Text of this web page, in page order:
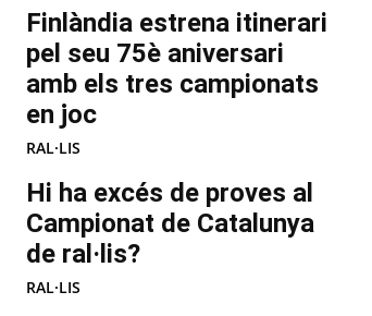
Finlàndia estrena itinerari
pel seu 75è aniversari
amb els tres campionats
en joc
RAL·LIS
Hi ha excés de proves al
Campionat de Catalunya
de ral·lis?
RAL·LIS